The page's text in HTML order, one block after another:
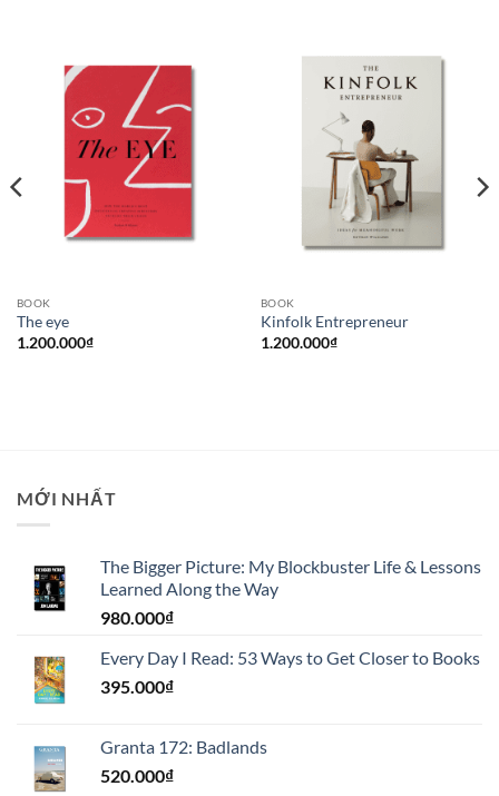
BOOK
The eye
1.200.000₫
BOOK
Kinfolk Entrepreneur
1.200.000₫
MỚI NHẤT
The Bigger Picture: My Blockbuster Life & Lessons
Learned Along the Way
980.000₫
Every Day I Read: 53 Ways to Get Closer to Books
395.000₫
Granta 172: Badlands
520.000₫